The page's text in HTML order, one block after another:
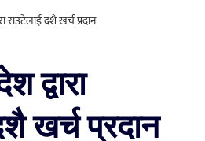
राउटेलाई दशै खर्च प्रदान
द्वारा
खर्च प्रदान